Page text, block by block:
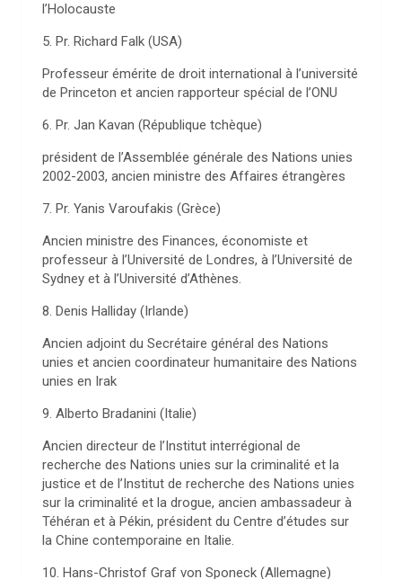
l’Holocauste
5. Pr. Richard Falk (USA)
Professeur émérite de droit international à l’université
de Princeton et ancien rapporteur spécial de l’ONU
6. Pr. Jan Kavan (République tchèque)
président de l’Assemblée générale des Nations unies
2002-2003, ancien ministre des Affaires étrangères
7. Pr. Yanis Varoufakis (Grèce)
Ancien ministre des Finances, économiste et
professeur à l’Université de Londres, à l’Université de
Sydney et à l’Université d’Athènes.
8. Denis Halliday (Irlande)
Ancien adjoint du Secrétaire général des Nations
unies et ancien coordinateur humanitaire des Nations
unies en Irak
9. Alberto Bradanini (Italie)
Ancien directeur de l’Institut interrégional de
recherche des Nations unies sur la criminalité et la
justice et de l’Institut de recherche des Nations unies
sur la criminalité et la drogue, ancien ambassadeur à
Téhéran et à Pékin, président du Centre d’études sur
la Chine contemporaine en Italie.
10. Hans-Christof Graf von Sponeck (Allemagne)